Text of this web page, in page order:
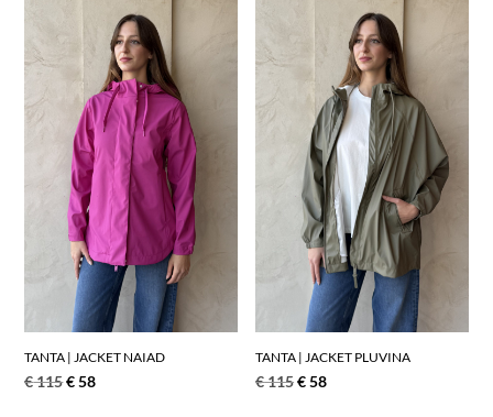
TANTA | JACKET NAIAD
€115€58
TANTA | JACKET PLUVINA
€115€58